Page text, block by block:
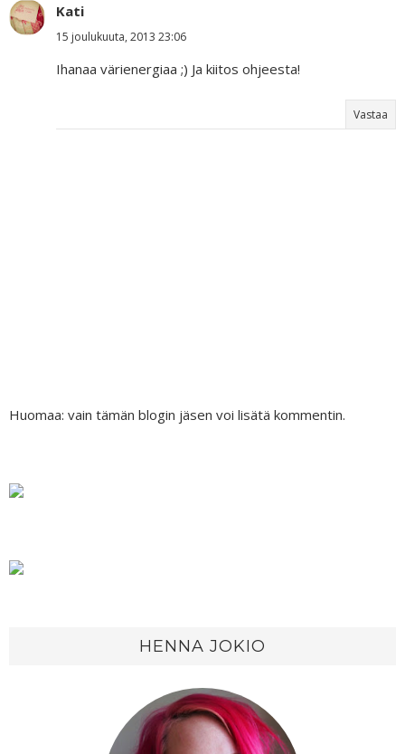
Kati
15 joulukuuta, 2013 23:06
Ihanaa värienergiaa ;) Ja kiitos ohjeesta!
Vastaa
Huomaa: vain tämän blogin jäsen voi lisätä kommentin.
HENNA JOKIO